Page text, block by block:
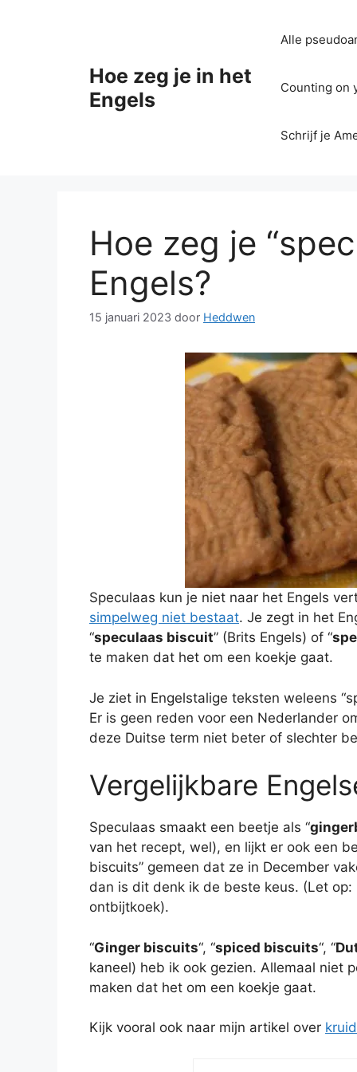
Hoe zeg je in het
Engels
Alle
Counting on
Schrijf je
Hoe zeg je
Engels?
15 januari 2023 door Heddwen
Speculaas kun je niet naar het Engels
simpelweg niet bestaat. Je zegt in het
“speculaas biscuit” (Brits Engels) of “
te maken dat het om een koekje gaat.
Je ziet in Engelstalige teksten weleens
Er is geen reden voor een Nederlander
deze Duitse term niet beter of slechter
Vergelijkbare
Speculaas smaakt een beetje als “
van het recept, wel), en lijkt er ook een
biscuits” gemeen dat ze in December
dan is dit denk ik de beste keus. (Let
ontbijtkoek).
“Ginger biscuits“, “spiced biscuits“, “
kaneel) heb ik ook gezien. Allemaal niet
maken dat het om een koekje gaat.
Kijk vooral ook naar mijn artikel over